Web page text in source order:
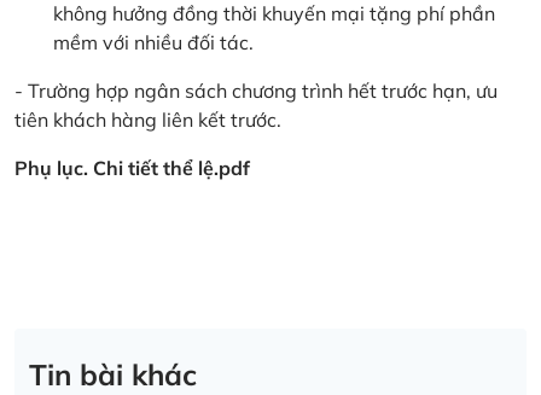
không hưởng đồng thời khuyến mại tặng phí phần
mềm với nhiều đối tác.
- Trường hợp ngân sách chương trình hết trước hạn, ưu
tiên khách hàng liên kết trước.
Phụ lục. Chi tiết thể lệ.pdf
Tin bài khác